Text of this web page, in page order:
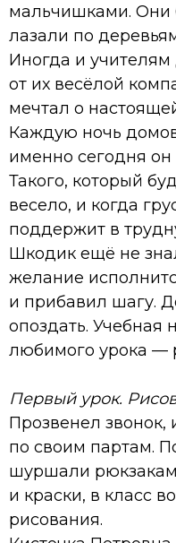
мальчишками. Они
лазали по
Иногда и учителям
от их весёлой
мечтал о
Каждую ночь
именно сегодня он
Такого, который
весело, и когда
поддержит в
Шкодик ещё не
желание
и прибавил шагу.
опоздать. Учебная
любимого урока —
Первый урок.
Прозвенел звонок,
по своим партам.
шуршали
и краски, в класс
рисования.